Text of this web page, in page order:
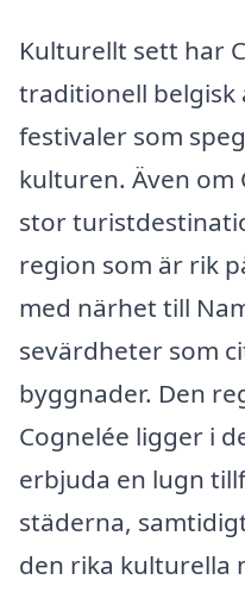
Kulturellt sett har
traditionell belgisk
festivaler som
kulturen. Även om
stor
region som är rik
med närhet till
sevärdheter som
byggnader. Den
Cognelée ligger i
erbjuda en lugn
städerna,
den rika kulturella